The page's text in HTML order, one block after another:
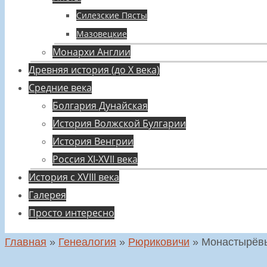
Силезские Пясты
Мазовецкие
Монархи Англии
Древняя история (до X века)
Средние века
Болгария Дунайская
История Волжской Булгарии
История Венгрии
Россия XI-XVII века
История с XVIII века
Галерея
Просто интересно
Главная » Генеалогия » Рюриковичи »